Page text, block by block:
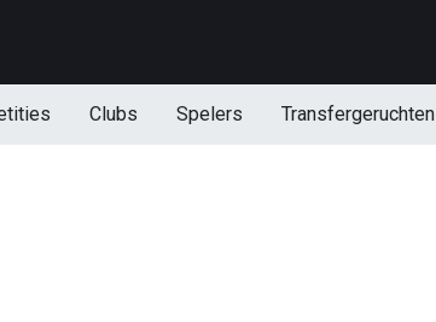
Clubs Spelers Transfergeruchten